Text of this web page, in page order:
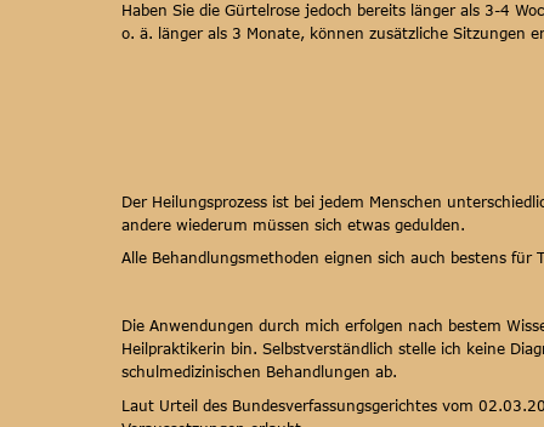
Haben Sie die Gürtelrose jedoch bereits länger als 3-4
o. ä. länger als 3 Monate, können zusätzliche Sitzungen
Der Heilungsprozess ist bei jedem Menschen
andere wiederum müssen sich etwas gedulden.
Alle Behandlungsmethoden eignen sich auch bestens für
Die Anwendungen durch mich erfolgen nach bestem
Heilpraktikerin bin. Selbstverständlich stelle ich keine
schulmedizinischen Behandlungen ab.
Laut Urteil des Bundesverfassungsgerichtes vom